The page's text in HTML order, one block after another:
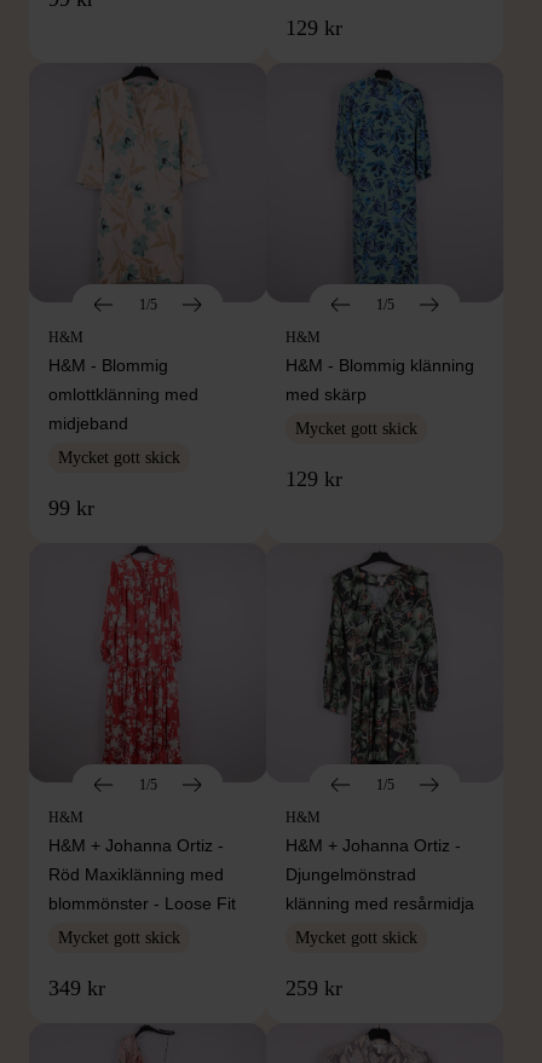
129 kr
1/5
H&M
H&M - Blommig
omlottklänning med
midjeband
Mycket gott skick
99 kr
1/5
H&M
H&M - Blommig klänning
med skärp
Mycket gott skick
129 kr
1/5
H&M
H&M + Johanna Ortiz -
Röd Maxiklänning med
blommönster - Loose Fit
Mycket gott skick
349 kr
1/5
H&M
H&M + Johanna Ortiz -
Djungelmönstrad
klänning med resårmidja
Mycket gott skick
259 kr